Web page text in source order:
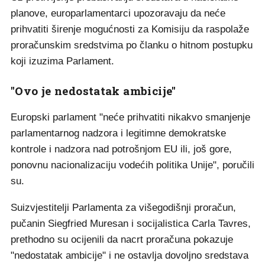
planove, europarlamentarci upozoravaju da neće
prihvatiti širenje mogućnosti za Komisiju da raspolaže
proračunskim sredstvima po članku o hitnom postupku
koji izuzima Parlament.
"Ovo je nedostatak ambicije"
Europski parlament "neće prihvatiti nikakvo smanjenje
parlamentarnog nadzora i legitimne demokratske
kontrole i nadzora nad potrošnjom EU ili, još gore,
ponovnu nacionalizaciju vodećih politika Unije", poručili
su.
Suizvjestitelji Parlamenta za višegodišnji proračun,
pučanin Siegfried Muresan i socijalistica Carla Tavres,
prethodno su ocijenili da nacrt proračuna pokazuje
"nedostatak ambicije" i ne ostavlja dovoljno sredstava